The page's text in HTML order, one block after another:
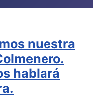
nuestra
hablará